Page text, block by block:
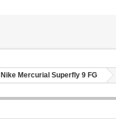
Nike Mercurial Superfly 9 FG